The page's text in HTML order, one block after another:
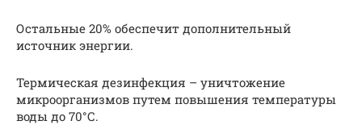
Остальные 20% обеспечит дополнительный
источник энергии.
Термическая дезинфекция – уничтожение
микроорганизмов путем повышения температуры
воды до 70°С.